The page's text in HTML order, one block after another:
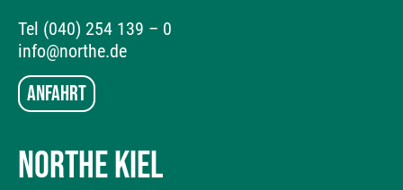
Tel (040) 254 139 – 0
info@northe.de
Anfahrt
NORTHE KIEL